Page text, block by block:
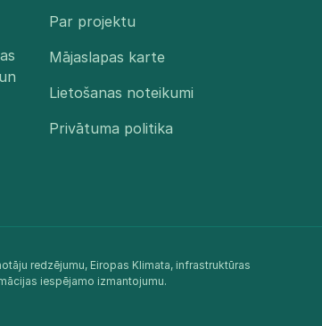
Par projektu
Mājaslapas karte
Lietošanas noteikumi
Privātuma politika
redzējumu, Eiropas Klimata, infrastruktūras
iespējamo izmantojumu.​